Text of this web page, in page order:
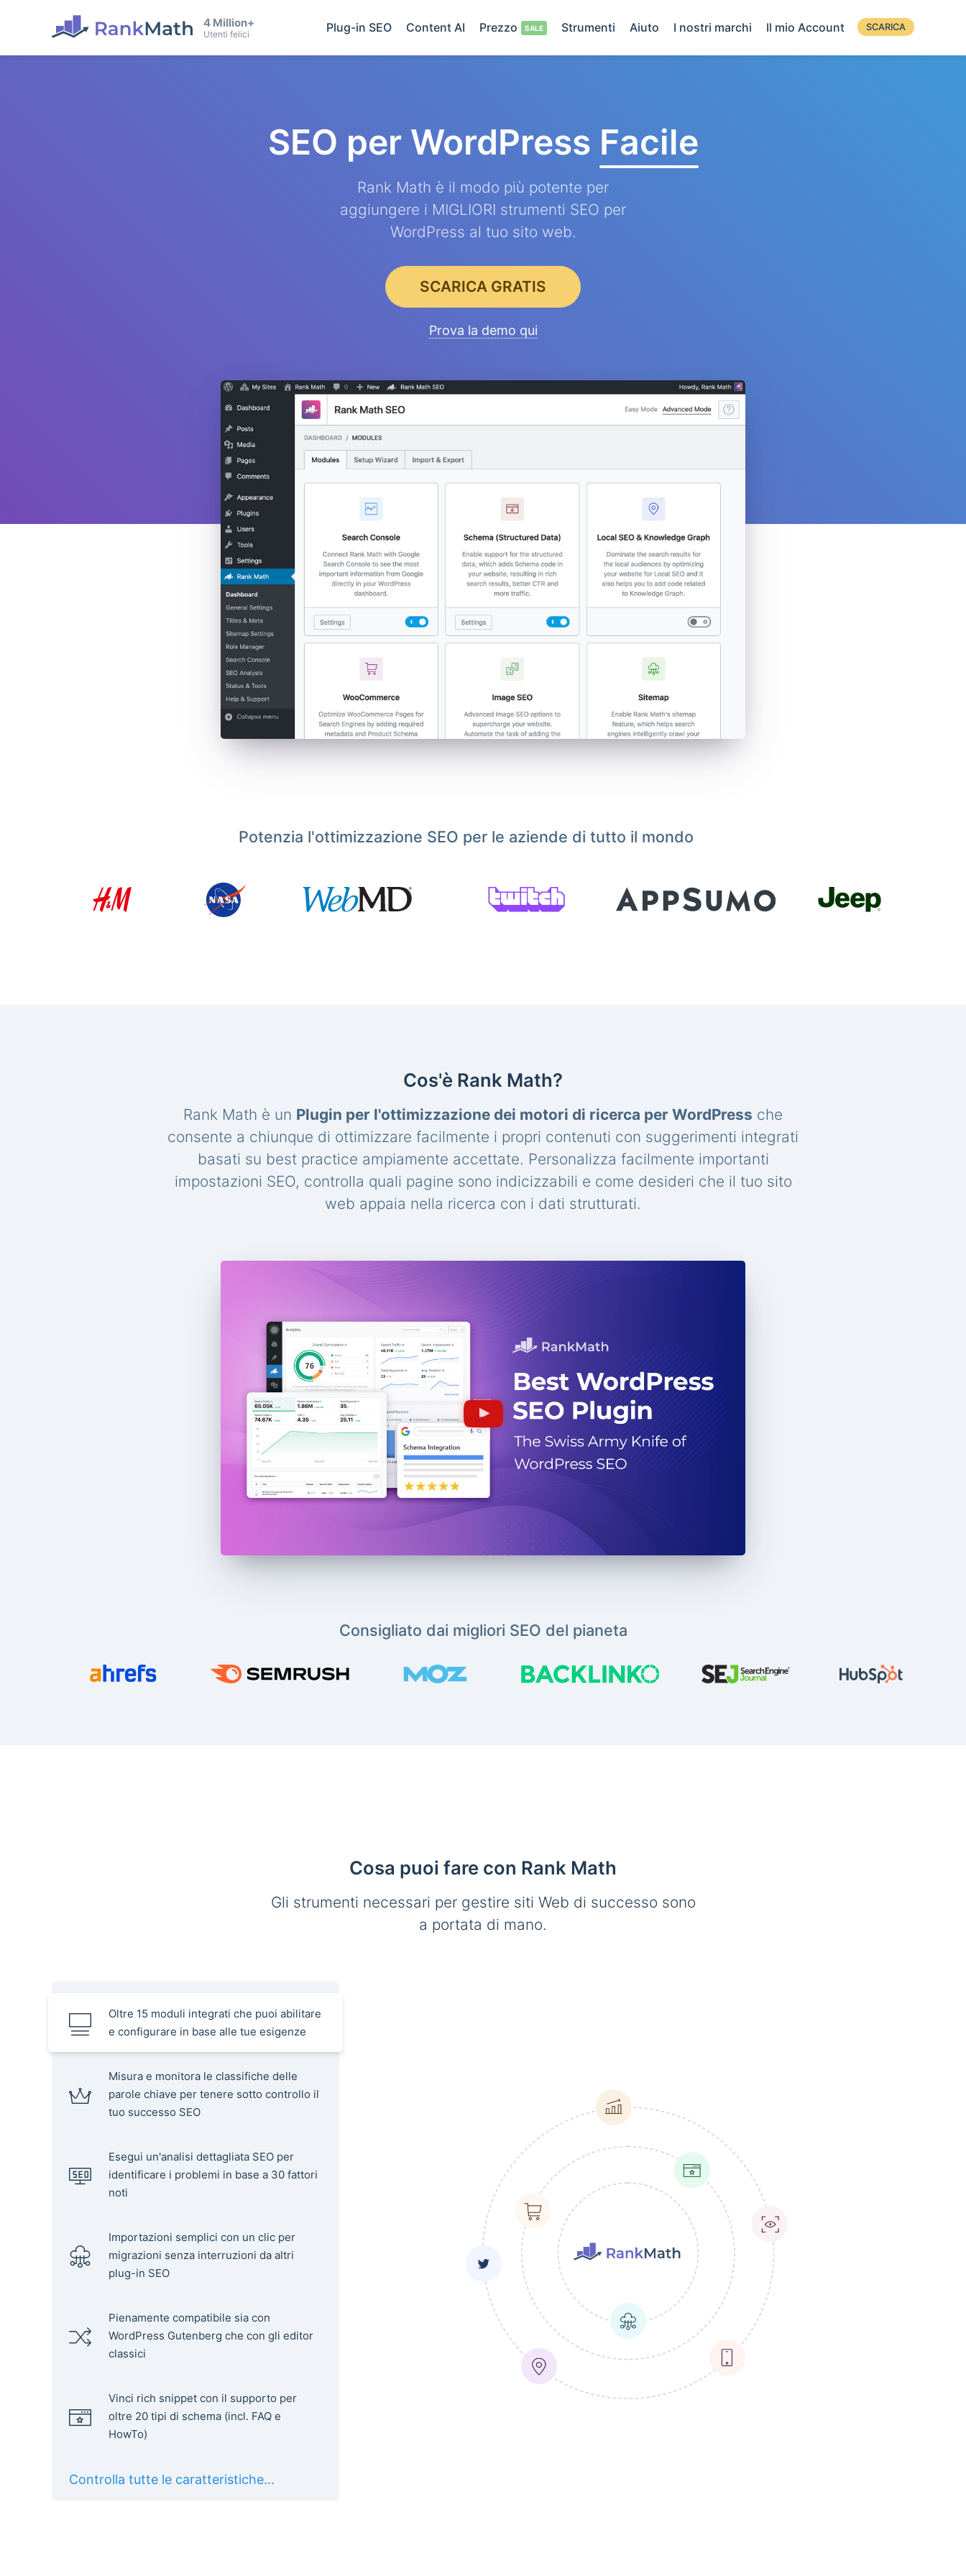
4 Million+
Utenti felici Plug-in SEO Content AI Prezzo Strumenti Aiuto I nostri marchi Il mio Account SCARICA
SEO per WordPress Facile
Rank Math è il modo più potente per
aggiungere i MIGLIORI strumenti SEO per
WordPress al tuo sito web.
SCARICA GRATIS
Prova la demo qui
Potenzia l'ottimizzazione SEO per le aziende di tutto il mondo
Cos'è Rank Math?
Rank Math è un Plugin per l'ottimizzazione dei motori di ricerca per WordPress che
consente a chiunque di ottimizzare facilmente i propri contenuti con suggerimenti integrati
basati su best practice ampiamente accettate. Personalizza facilmente importanti
impostazioni SEO, controlla quali pagine sono indicizzabili e come desideri che il tuo sito
web appaia nella ricerca con i dati strutturati.
Consigliato dai migliori SEO del pianeta
Cosa puoi fare con Rank Math
Gli strumenti necessari per gestire siti Web di successo sono
a portata di mano.
Oltre 15 moduli integrati che puoi abilitare
e configurare in base alle tue esigenze
Misura e monitora le classifiche delle
parole chiave per tenere sotto controllo il
tuo successo SEO
Esegui un'analisi dettagliata SEO per
identificare i problemi in base a 30 fattori
noti
Importazioni semplici con un clic per
migrazioni senza interruzioni da altri
plug-in SEO
Pienamente compatibile sia con
WordPress Gutenberg che con gli editor
classici
Vinci rich snippet con il supporto per
oltre 20 tipi di schema (incl. FAQ e
HowTo)
Controlla tutte le caratteristiche...